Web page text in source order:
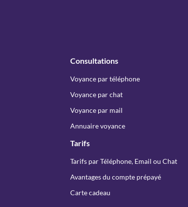
Consultations
Voyance par téléphone
Voyance par chat
Voyance par mail
Annuaire voyance
Tarifs
Tarifs par Téléphone, Email ou Chat
Avantages du compte prépayé
Carte cadeau